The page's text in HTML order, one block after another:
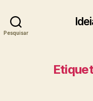
Pesquisar